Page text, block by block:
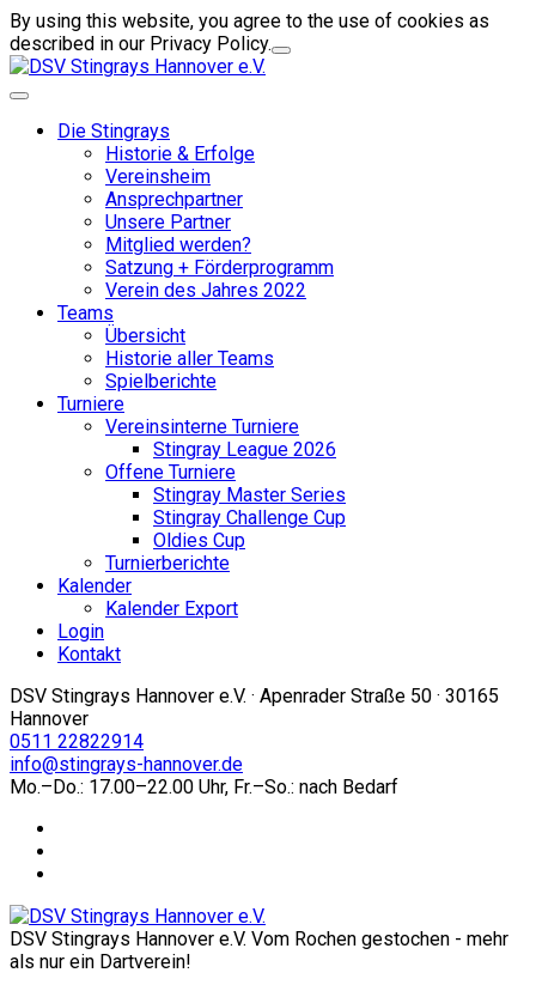
By using this website, you agree to the use of cookies as
described in our Privacy Policy.
Die Stingrays
Historie & Erfolge
Vereinsheim
Ansprechpartner
Unsere Partner
Mitglied werden?
Satzung + Förderprogramm
Verein des Jahres 2022
Teams
Übersicht
Historie aller Teams
Spielberichte
Turniere
Vereinsinterne Turniere
Stingray League 2026
Offene Turniere
Stingray Master Series
Stingray Challenge Cup
Oldies Cup
Turnierberichte
Kalender
Kalender Export
Login
Kontakt
DSV Stingrays Hannover e.V. · Apenrader Straße 50 · 30165
Hannover
0511 22822914
info@stingrays-hannover.de
Mo.–Do.: 17.00–22.00 Uhr, Fr.–So.: nach Bedarf
DSV Stingrays Hannover e.V. Vom Rochen gestochen - mehr
als nur ein Dartverein!